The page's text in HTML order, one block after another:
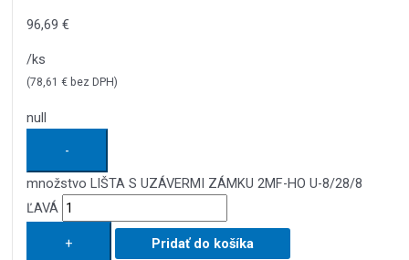
96,69 €
/ks
(78,61 € bez DPH)
null
-
množstvo LIŠTA S UZÁVERMI ZÁMKU 2MF-HO U-8/28/8
ĽAVÁ
+ Pridať do košíka